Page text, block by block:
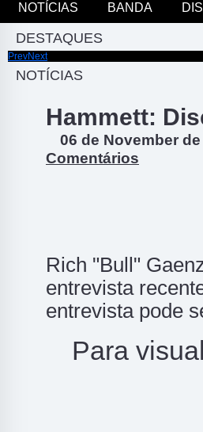
NOTÍCIAS BANDA
DESTAQUES
Discuta sobre música e Metallica em nosso
PrevNext
NOTÍCIAS
Hammett:
06 de November
Comentários
Rich "Bull"
entrevista
entrevista pode
Para